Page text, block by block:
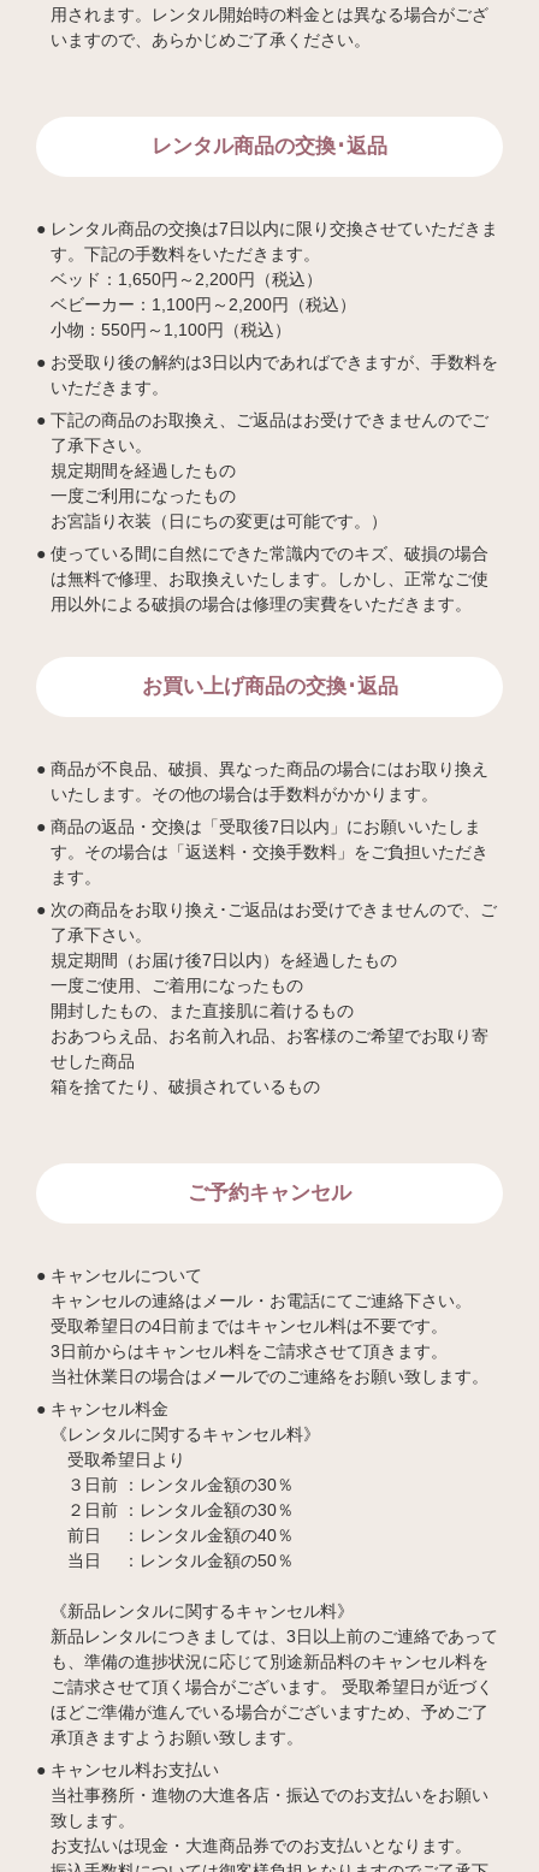
用されます。レンタル開始時の料金とは異なる場合がござ
いますので、あらかじめご了承ください。
レンタル商品の交換･返品
レンタル商品の交換は7日以内に限り交換させていただきま
す。下記の手数料をいただきます。
ベッド：1,650円～2,200円（税込）
ベビーカー：1,100円～2,200円（税込）
小物：550円～1,100円（税込）
お受取り後の解約は3日以内であればできますが、手数料を
いただきます。
下記の商品のお取換え、ご返品はお受けできませんのでご
了承下さい。
規定期間を経過したもの
一度ご利用になったもの
お宮詣り衣装（日にちの変更は可能です。）
使っている間に自然にできた常識内でのキズ、破損の場合
は無料で修理、お取換えいたします。しかし、正常なご使
用以外による破損の場合は修理の実費をいただきます。
お買い上げ商品の交換･返品
商品が不良品、破損、異なった商品の場合にはお取り換え
いたします。その他の場合は手数料がかかります。
商品の返品・交換は「受取後7日以内」にお願いいたしま
す。その場合は「返送料・交換手数料」をご負担いただき
ます。
次の商品をお取り換え･ご返品はお受けできませんので、ご
了承下さい。
規定期間（お届け後7日以内）を経過したもの
一度ご使用、ご着用になったもの
開封したもの、また直接肌に着けるもの
おあつらえ品、お名前入れ品、お客様のご希望でお取り寄
せした商品
箱を捨てたり、破損されているもの
ご予約キャンセル
キャンセルについて
キャンセルの連絡はメール・お電話にてご連絡下さい。
受取希望日の4日前まではキャンセル料は不要です。
3日前からはキャンセル料をご請求させて頂きます。
当社休業日の場合はメールでのご連絡をお願い致します。
キャンセル料金
《レンタルに関するキャンセル料》
受取希望日より
３日前 ：レンタル金額の30％
２日前 ：レンタル金額の30％
前日 ：レンタル金額の40％
当日 ：レンタル金額の50％
《新品レンタルに関するキャンセル料》
新品レンタルにつきましては、3日以上前のご連絡であって
も、準備の進捗状況に応じて別途新品料のキャンセル料を
ご請求させて頂く場合がございます。 受取希望日が近づく
ほどご準備が進んでいる場合がございますため、予めご了
承頂きますようお願い致します。
キャンセル料お支払い
当社事務所・進物の大進各店・振込でのお支払いをお願い
致します。
お支払いは現金・大進商品券でのお支払いとなります。